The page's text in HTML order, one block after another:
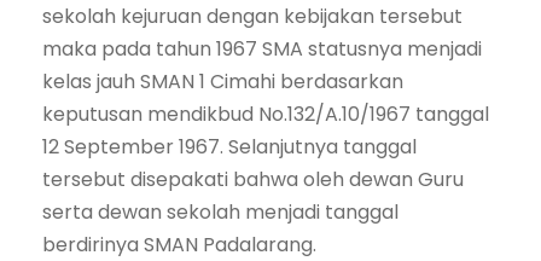
sekolah kejuruan dengan kebijakan tersebut
maka pada tahun 1967 SMA statusnya menjadi
kelas jauh SMAN 1 Cimahi berdasarkan
keputusan mendikbud No.132/A.10/1967 tanggal
12 September 1967. Selanjutnya tanggal
tersebut disepakati bahwa oleh dewan Guru
serta dewan sekolah menjadi tanggal
berdirinya SMAN Padalarang.